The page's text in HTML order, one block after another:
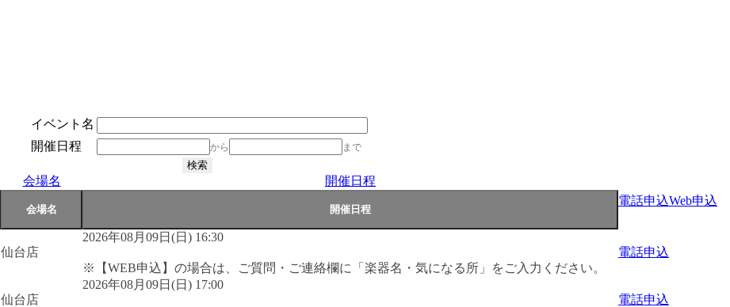
イベント名
開催日程
から まで
会場名
開催日程
電話申込Web申込
仙台店
2026年08月09日(日) 16:30
※【WEB申込】の場合は、ご質問・ご連絡欄に「楽器名・気になる所」をご入力ください。
電話申込
仙台店
2026年08月09日(日) 17:00
電話申込